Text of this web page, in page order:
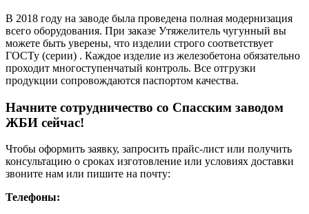
В 2018 году на заводе была проведена полная модернизация
всего оборудования. При заказе Утяжелитель чугунный вы
можете быть уверены, что изделии строго соответствует
ГОСТу (серии) . Каждое изделие из железобетона обязательно
проходит многоступенчатый контроль. Все отгрузки
продукции сопровождаются паспортом качества.
Начните сотрудничество со Cпасским заводом
ЖБИ сейчас!
Чтобы оформить заявку, запросить прайс-лист или получить
консультацию о сроках изготовление или условиях доставки
звоните нам или пишите на почту:
Телефоны: